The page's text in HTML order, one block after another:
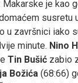
je kao
susretu
u završnici iako
minute. Nino
Tin Bušić zabio
Božića (68:66)